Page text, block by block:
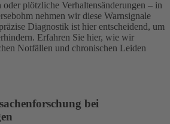
oder plötzliche Verhaltensänderungen – in
nehmen wir diese Warnsignale
Diagnostik ist hier entscheidend, um
Erfahren Sie hier, wie wir
Notfällen und chronischen Leiden
bei